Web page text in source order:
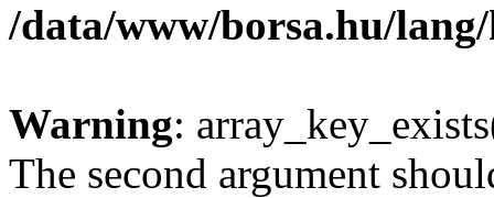
/data/www/borsa.hu/
Warning:
The second argument